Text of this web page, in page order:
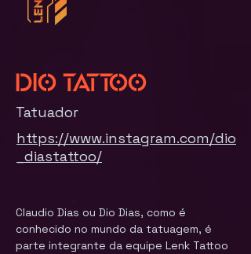
Dio Tattoo
Tatuador
https://www.instagram.com/dio
_diastattoo/
Claudio Dias ou Dio Dias, como é
conhecido no mundo da tatuagem, é
parte integrante da equipe Lenk Tattoo